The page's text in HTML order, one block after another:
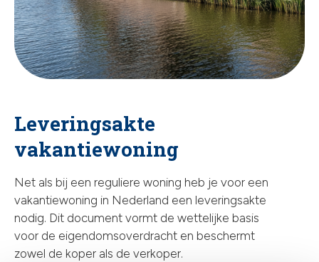
Leveringsakte
vakantiewoning
Net als bij een reguliere woning heb je voor een
vakantiewoning in Nederland een leveringsakte
nodig. Dit document vormt de wettelijke basis
voor de eigendomsoverdracht en beschermt
zowel de koper als de verkoper.